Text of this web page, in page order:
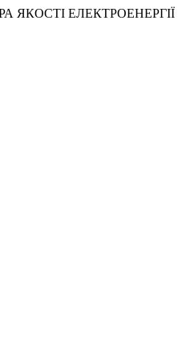
ЯКОСТІ ЕЛЕКТРОЕНЕРГІЇ